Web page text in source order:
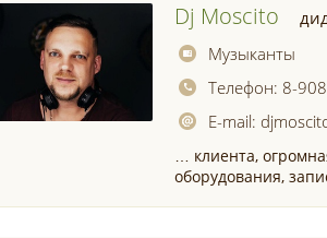
Dj Moscito
Музыканты
Телефон: 8-
E-mail:
… клиента,
оборудования,